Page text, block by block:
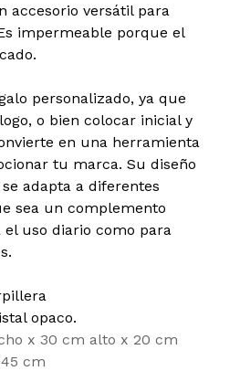
accesorio versátil para
impermeable porque el
personalizado, ya que
o bien colocar inicial y
en una herramienta
tu marca. Su diseño
adapta a diferentes
sea un complemento
uso diario como para
opaco.
x 30 cm alto x 20 cm
cm